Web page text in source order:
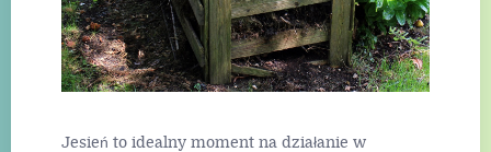
Jesień to idealny moment na działanie w